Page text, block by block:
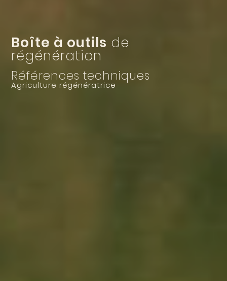
Boîte à outils de
régénération
Références techniques
Agriculture régénératrice